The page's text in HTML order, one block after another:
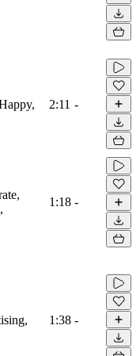
2:11 -
1:18 -
1:38 -